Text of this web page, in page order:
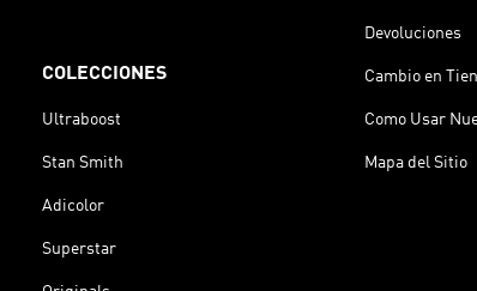
COLECCIONES
Ultraboost
Stan Smith
Adicolor
Superstar
Devoluciones
Cambio en
Como Usar
Mapa del Sitio